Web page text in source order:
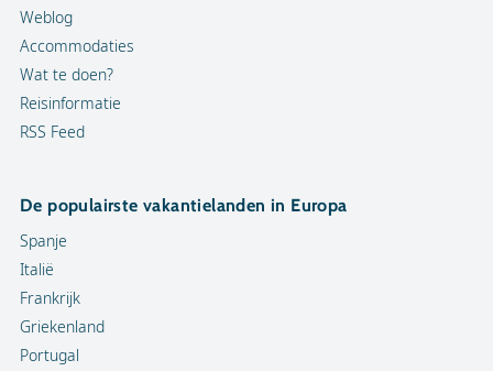
Weblog
Accommodaties
Wat te doen?
Reisinformatie
RSS Feed
De populairste vakantielanden in Europa
Spanje
Italië
Frankrijk
Griekenland
Portugal